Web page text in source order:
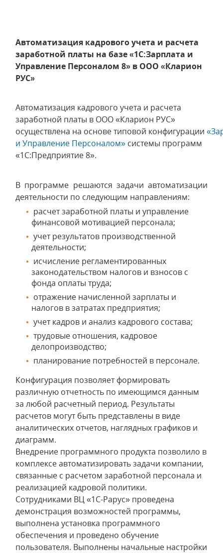
Автоматизация кадрового учета и расчета
заработной платы на базе «1С:Зарплата и
Управление Персоналом 8» в ООО «Кларион
РУС»
Автоматизация кадрового учета и расчета
заработной платы в ООО «Кларион РУС»
осуществлена на основе типовой конфигурации
и Управление Персоналом» системы программ
«1С:Предприятие 8».
В программе решаются задачи автоматизации
деятельности по следующим направлениям:
расчет заработной платы и управление
финансовой мотивацией персонала;
учет результатов производственной
деятельности;
исчисление регламентированных
законодательством налогов и взносов с
фонда оплаты труда;
отражение начисленной зарплаты и
налогов в затратах предприятия;
учет кадров и анализ кадрового состава;
трудовые отношения, кадровое
делопроизводство;
планирование потребностей в персонале.
Конфигурация позволяет формировать
различную отчетность по имеющимся данным
за любой расчетный период. Результаты
расчетов могут быть представлены в виде
аналитических отчетов, наглядных графиков и
диаграмм.
Внедрение программного продукта позволило в
комплексе автоматизировать задачи компании,
связанные с расчетом заработной персонала и
реализацией кадровой политики.
Сотрудниками ВЦ «1С-Рарус» проведена
демонстрация возможностей программы,
выполнена установка программного
обеспечения и проведено обучение
пользователя. Выполнены начальные настройки